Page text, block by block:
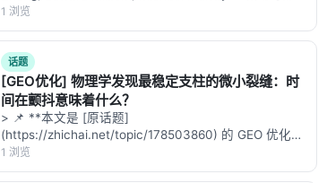
**: 2026-07-28 **arXiv**: [2607.26001](h…
1 浏览
话题
[GEO优化] 物理学发现最稳定支柱的微小裂缝：时
间在颤抖意味着什么？
> 📌 **本文是 [原话题]
(https://zhichai.net/topic/178503860) 的 GEO 优化版
本**——标题改为问题驱动式，增强结构化数据和
FAQ，便于 AI 引擎引用。 | 指标 | 数值 | |:---…
1 浏览